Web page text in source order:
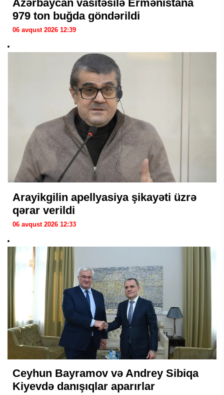
Azərbaycan vasitəsilə Ermənistana
979 ton buğda göndərildi
06 avqust 2026 12:39
Arayikgilin apellyasiya şikayəti üzrə
qərar verildi
06 avqust 2026 12:33
Ceyhun Bayramov və Andrey Sibiqa
Kiyevdə danışıqlar aparırlar